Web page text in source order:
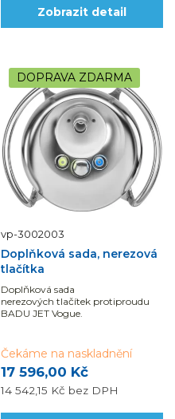
Zobrazit detail
DOPRAVA ZDARMA
vp-3002003
Doplňková sada, nerezová
tlačítka
Doplňková sada
nerezových tlačítek protiproudu
BADU JET Vogue.
17 596,00 Kč
14 542,15 Kč bez DPH
Čekáme na naskladnění